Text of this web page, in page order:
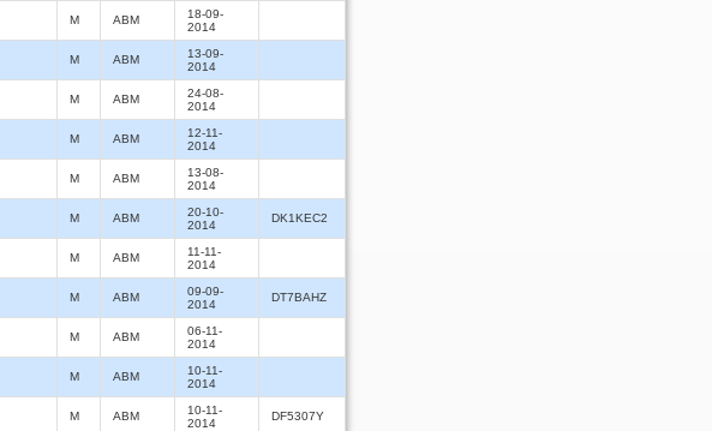
M ABM
18-09-
2014
M ABM
13-09-
2014
M ABM
24-08-
2014
M ABM
12-11-
2014
M ABM
13-08-
2014
M ABM
20-10-
2014
DK1KEC2
M ABM
11-11-
2014
M ABM
09-09-
2014
DT7BAHZ
M ABM
06-11-
2014
M ABM
10-11-
2014
M ABM
10-11-
2014
DF5307Y